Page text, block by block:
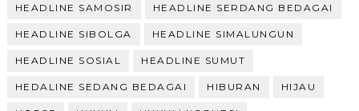
HEADLINE SAMOSIR HEADLINE SERDANG BEDAGAI
HEADLINE SIBOLGA HEADLINE SIMALUNGUN
HEADLINE SOSIAL HEADLINE SUMUT
HEDALINE SEDANG BEDAGAI HIBURAN HIJAU